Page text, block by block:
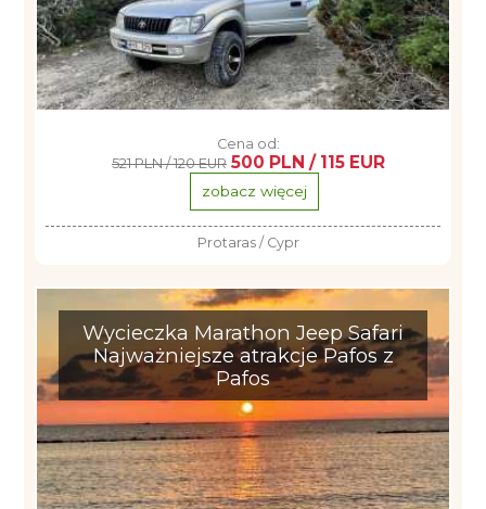
Cena od:
521 PLN / 120 EUR 500 PLN / 115 EUR
zobacz więcej
Protaras / Cypr
Wycieczka Marathon Jeep Safari
Najważniejsze atrakcje Pafos z
Pafos